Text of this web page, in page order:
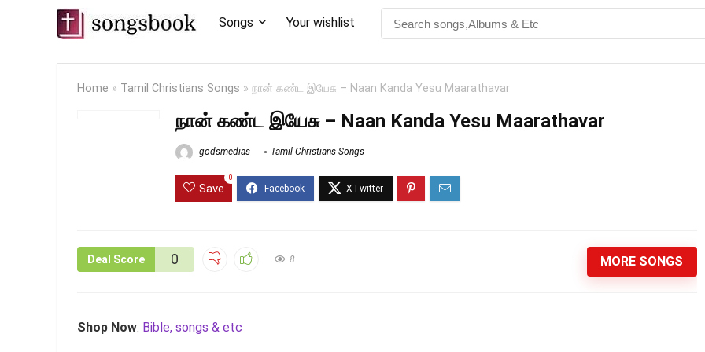
Songs Your wishlist
Home » Tamil Christians Songs » நான் கண்ட இயேசு – Naan Kanda Yesu Maarathavar
நான் கண்ட இயேசு – Naan Kanda Yesu Maarathavar
godsmedias Tamil Christians Songs
Save
0
Deal Score 0 8 MORE SONGS
Shop Now: Bible, songs & etc